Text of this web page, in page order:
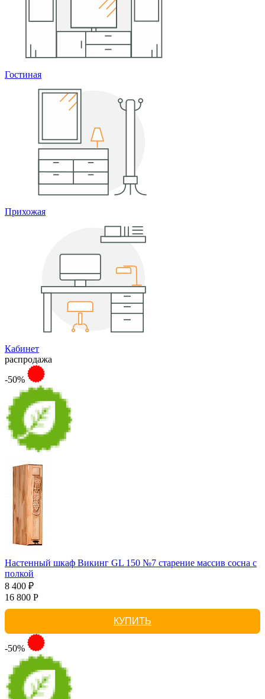
Гостиная
Прихожая
Кабинет
распродажа
-50%
Настенный шкаф Викинг GL 150 №7 старение массив сосна с
полкой
8 400 ₽
16 800 Р
КУПИТЬ
-50%